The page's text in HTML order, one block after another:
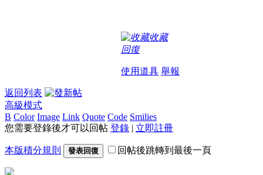
收藏
回復
使用道具 舉報
返回列表
高級模式
B Color Image Link Quote Code Smilies
您需要登錄後才可以回帖 登錄 | 立即註冊
本版積分規則 發表回復 回帖後跳轉到最後一頁